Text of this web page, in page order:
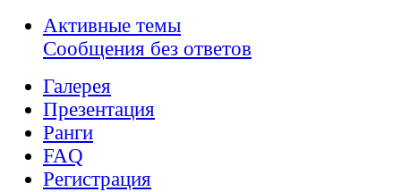
Активные темы
Сообщения без ответов
Галерея
Презентация
Ранги
FAQ
Регистрация